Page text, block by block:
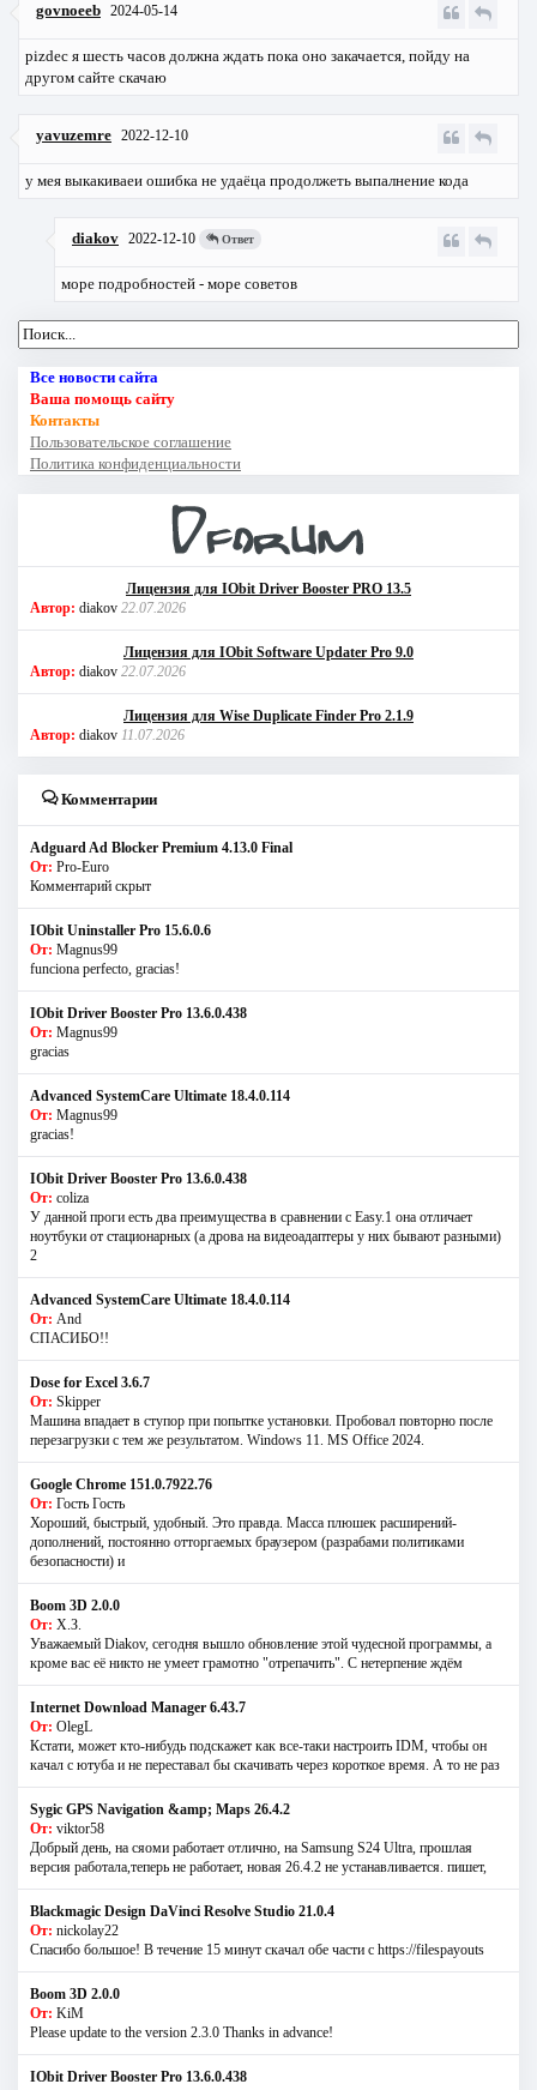
govnoeeb 2024-05-14
pizdec я шесть часов должна ждать пока оно закачается, пойду на
другом сайте скачаю
yavuzemre 2022-12-10
у мея выкакиваеи ошибка не удаёца продолжеть выпалнение кода
diakov 2022-12-10 Ответ
море подробностей - море советов
Все новости сайта
Ваша помощь сайту
Контакты
Пользовательское соглашение
Политика конфиденциальности
Лицензия для IObit Driver Booster PRO 13.5
Автор: diakov 22.07.2026
Лицензия для IObit Software Updater Pro 9.0
Автор: diakov 22.07.2026
Лицензия для Wise Duplicate Finder Pro 2.1.9
Автор: diakov 11.07.2026
Комментарии
Adguard Ad Blocker Premium 4.13.0 Final
От: Pro-Euro
Комментарий скрыт
IObit Uninstaller Pro 15.6.0.6
От: Magnus99
funciona perfecto, gracias!
IObit Driver Booster Pro 13.6.0.438
От: Magnus99
gracias
Advanced SystemCare Ultimate 18.4.0.114
От: Magnus99
gracias!
IObit Driver Booster Pro 13.6.0.438
От: coliza
У данной проги есть два преимущества в сравнении с Easy.1 она отличает
ноутбуки от стационарных (а дрова на видеоадаптеры у них бывают разными)
2
Advanced SystemCare Ultimate 18.4.0.114
От: And
СПАСИБО!!
Dose for Excel 3.6.7
От: Skipper
Машина впадает в ступор при попытке установки. Пробовал повторно после
перезагрузки с тем же результатом. Windows 11. MS Offiсe 2024.
Google Chrome 151.0.7922.76
От: Гость Гость
Хороший, быстрый, удобный. Это правда. Масса плюшек расширений-
дополнений, постоянно отторгаемых браузером (разрабами политиками
безопасности) и
Boom 3D 2.0.0
От: Х.З.
Уважаемый Diakov, сегодня вышло обновление этой чудесной программы, а
кроме вас её никто не умеет грамотно "отрепачить". С нетерпение ждём
Internet Download Manager 6.43.7
От: OlegL
Кстати, может кто-нибудь подскажет как все-таки настроить IDM, чтобы он
качал с ютуба и не переставал бы скачивать через короткое время. А то не раз
Sygic GPS Navigation &amp; Maps 26.4.2
От: viktor58
Добрый день, на сяоми работает отлично, на Samsung S24 Ultra, прошлая
версия работала,теперь не работает, новая 26.4.2 не устанавливается. пишет,
Blackmagic Design DaVinci Resolve Studio 21.0.4
От: nickolay22
Спасибо большое! В течение 15 минут скачал обе части с https://filespayouts
Boom 3D 2.0.0
От: KiM
Please update to the version 2.3.0 Thanks in advance!
IObit Driver Booster Pro 13.6.0.438